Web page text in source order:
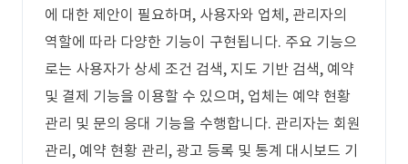
에 대한 제안이 필요하며, 사용자와 업체, 관리자의
역할에 따라 다양한 기능이 구현됩니다. 주요 기능으
로는 사용자가 상세 조건 검색, 지도 기반 검색, 예약
및 결제 기능을 이용할 수 있으며, 업체는 예약 현황
관리 및 문의 응대 기능을 수행합니다. 관리자는 회원
관리, 예약 현황 관리, 광고 등록 및 통계 대시보드 기